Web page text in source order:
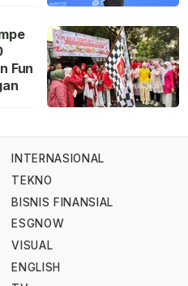
Fun
INTERNASIONAL
TEKNO
BISNIS FINANSIAL
ESGNOW
VISUAL
ENGLISH